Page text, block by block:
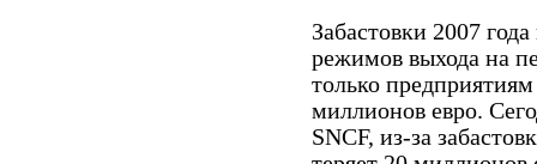
Забастовки 2007
режимов выхода на
только
миллионов евро.
SNCF, из-за